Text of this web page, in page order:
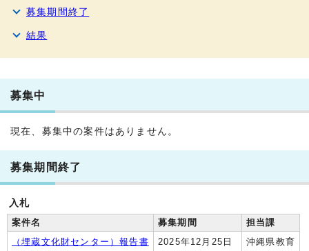
募集期間終了
結果
募集中
現在、募集中の案件はありません。
募集期間終了
入札
案件名
募集期間
担当課
（埋蔵文化財センター）報告書
2025年12月25日
沖縄県教育